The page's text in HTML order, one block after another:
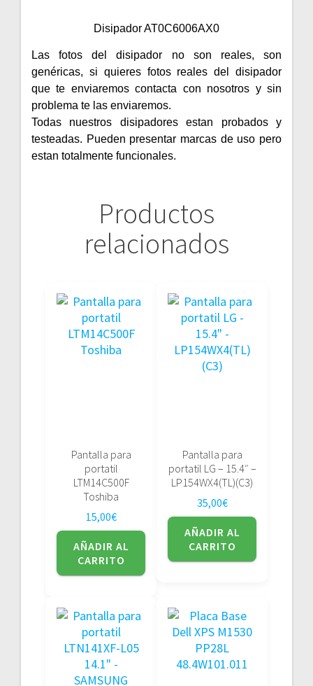
Disipador AT0C6006AX0
Las fotos del disipador no son reales, son
genéricas, si quieres fotos reales del disipador
que te enviaremos contacta con nosotros y sin
problema te las enviaremos.
Todas nuestros disipadores estan probados y
testeadas. Pueden presentar marcas de uso pero
estan totalmente funcionales.
Productos
relacionados
Pantalla para
portatil
LTM14C500F
Toshiba
15,00€
AÑADIR AL
CARRITO
Pantalla para
portatil LG – 15.4″ –
LP154WX4(TL)(C3)
35,00€
AÑADIR AL
CARRITO